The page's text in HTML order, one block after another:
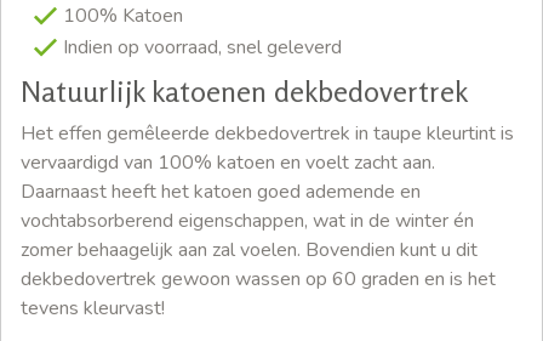
100% Katoen
Indien op voorraad, snel geleverd
Natuurlijk katoenen dekbedovertrek
Het effen gemêleerde dekbedovertrek in taupe kleurtint is
vervaardigd van 100% katoen en voelt zacht aan.
Daarnaast heeft het katoen goed ademende en
vochtabsorberend eigenschappen, wat in de winter én
zomer behaagelijk aan zal voelen. Bovendien kunt u dit
dekbedovertrek gewoon wassen op 60 graden en is het
tevens kleurvast!